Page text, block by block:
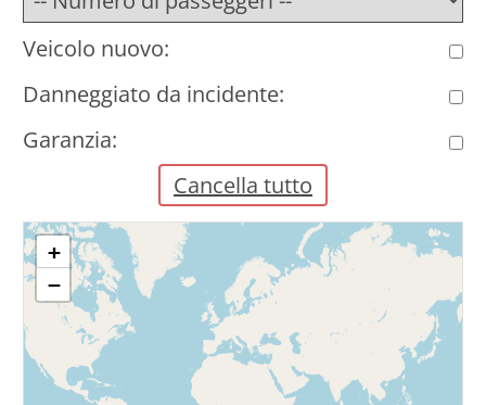
Veicolo nuovo:
Danneggiato da incidente:
Garanzia:
Cancella tutto
+
−